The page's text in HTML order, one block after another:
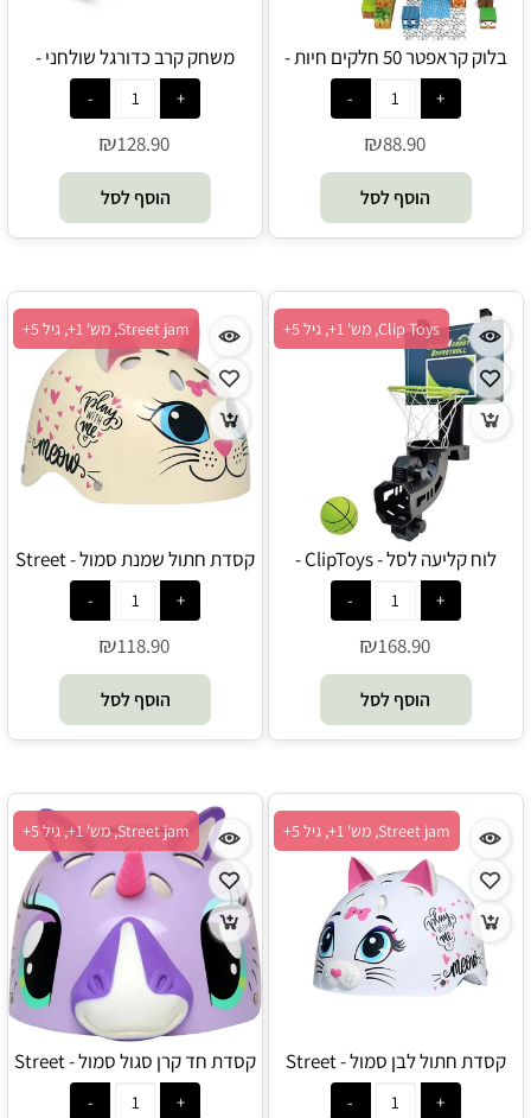
בלוק קראפטר 50 חלקים חיות -
Blox Crafter
₪88.90
הוסף לסל
משחק קרב כדורגל שולחני -
ClipToys - משחקי ענק
₪128.90
הוסף לסל
Clip Toys, מש' 1+, גיל 5+
לוח קליעה לסל - ClipToys -
משחקי ענק
₪168.90
הוסף לסל
Street jam, מש' 1+, גיל 5+
קסדת חתול שמנת סמול - Street
₪118.90
הוסף לסל
Street jam, מש' 1+, גיל 5+
קסדת חתול לבן סמול - Street
Street jam, מש' 1+, גיל 5+
קסדת חד קרן סגול סמול - Street